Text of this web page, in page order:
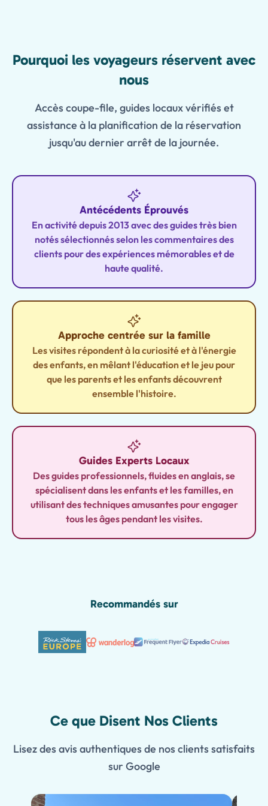
Features
Pourquoi les voyageurs réservent avec
nous
Accès coupe-file, guides locaux vérifiés et
assistance à la planification de la réservation
jusqu'au dernier arrêt de la journée.
Antécédents Éprouvés
En activité depuis 2013 avec des guides très bien
notés sélectionnés selon les commentaires des
clients pour des expériences mémorables et de
haute qualité.
Approche centrée sur la famille
Les visites répondent à la curiosité et à l'énergie
des enfants, en mêlant l'éducation et le jeu pour
que les parents et les enfants découvrent
ensemble l'histoire.
Guides Experts Locaux
Des guides professionnels, fluides en anglais, se
spécialisent dans les enfants et les familles, en
utilisant des techniques amusantes pour engager
tous les âges pendant les visites.
Recommandés sur
Ce que Disent Nos Clients
Lisez des avis authentiques de nos clients satisfaits
sur Google